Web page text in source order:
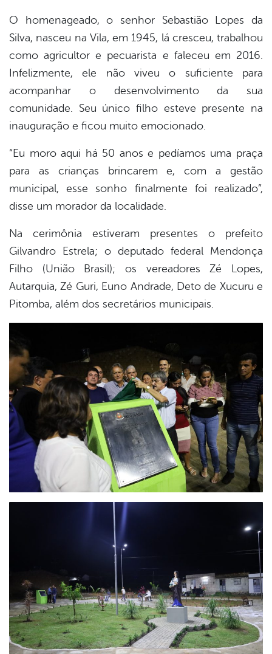
O homenageado, o senhor Sebastião Lopes da
Silva, nasceu na Vila, em 1945, lá cresceu, trabalhou
como agricultor e pecuarista e faleceu em 2016.
Infelizmente, ele não viveu o suficiente para
acompanhar o desenvolvimento da sua
comunidade. Seu único filho esteve presente na
inauguração e ficou muito emocionado.
“Eu moro aqui há 50 anos e pedíamos uma praça
para as crianças brincarem e, com a gestão
municipal, esse sonho finalmente foi realizado”,
disse um morador da localidade.
Na cerimônia estiveram presentes o prefeito
Gilvandro Estrela; o deputado federal Mendonça
Filho (União Brasil); os vereadores Zé Lopes,
Autarquia, Zé Guri, Euno Andrade, Deto de Xucuru e
Pitomba, além dos secretários municipais.